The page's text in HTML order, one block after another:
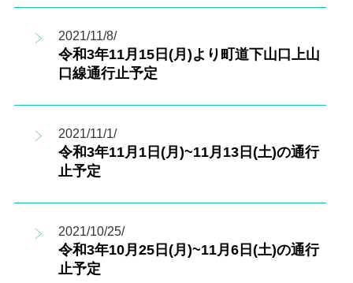
2021/11/8/
令和3年11月15日(月)より町道下山口上山
口線通行止予定
2021/11/1/
令和3年11月1日(月)~11月13日(土)の通行
止予定
2021/10/25/
令和3年10月25日(月)~11月6日(土)の通行
止予定